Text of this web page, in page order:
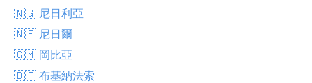
🇳🇬 尼日利亞
🇳🇪 尼日爾
🇬🇲 岡比亞
🇧🇫 布基納法索